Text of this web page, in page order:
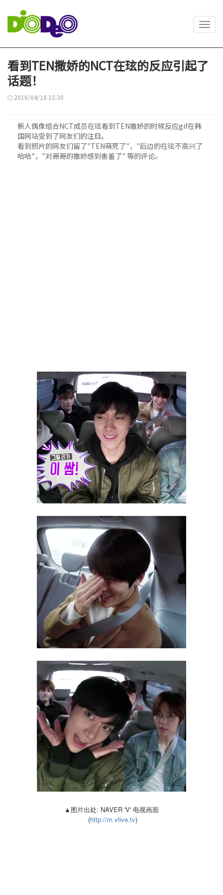
看到TEN撒娇的NCT在玹的反应引起了
话题！
2016/04/18 15:30
新人偶像组合NCT成员在玹看到TEN撒娇的时候反应gif在韩
国网站受到了网友们的注目。
看到照片的网友们留了"TEN萌死了"，"后边的在玹不高兴了
哈哈"，"对哥哥的撒娇感到害羞了" 等的评论。
▲图片出处: NAVER 'V' 电视画面
(http://m.vlive.tv)